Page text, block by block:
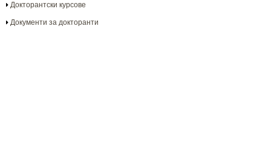
Докторантски курсове
Документи за докторанти